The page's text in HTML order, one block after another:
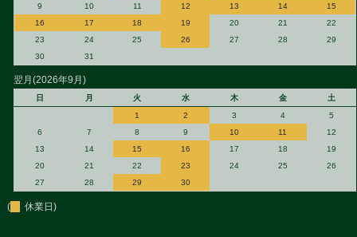
9
10 11 12 13 14
15
16
17 18 19 20 21
22
23
24 25 26 27 28
29
30
31
翌月(2026年9月)
日 月 火 水 木 金
土
1
2 3 4
5
6
7 8 9 10 11
12
13
14 15 16 17 18
19
20
21 22 23 24 25
26
27
28 29 30
( 休業日)